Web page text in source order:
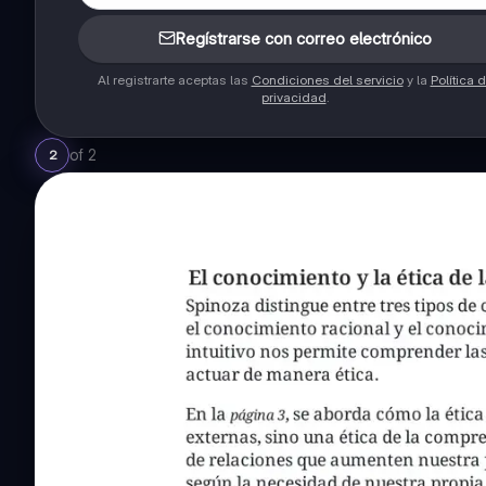
Regístrarse con correo electrónico
Al registrarte aceptas las Condiciones del servicioy la Política
privacidad
2 of 2